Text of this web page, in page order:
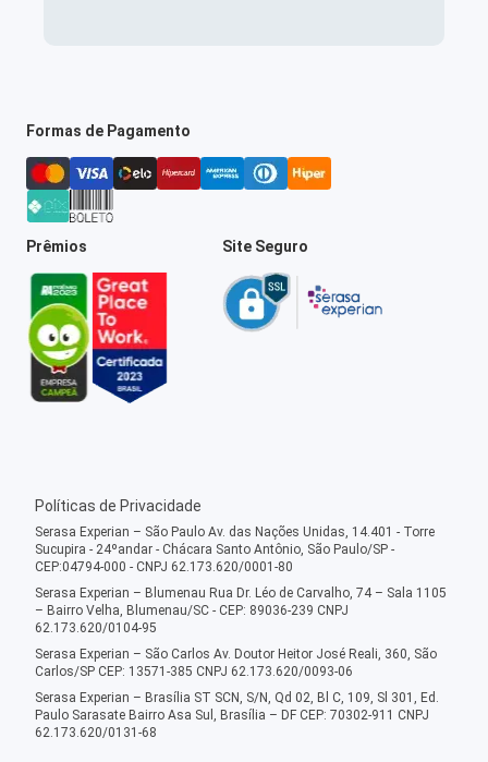
Formas de Pagamento
Prêmios Site Seguro
Políticas de Privacidade
Serasa Experian – São Paulo Av. das Nações Unidas, 14.401 - Torre
Sucupira - 24ºandar - Chácara Santo Antônio, São Paulo/SP -
CEP:04794-000 - CNPJ 62.173.620/0001-80
Serasa Experian – Blumenau Rua Dr. Léo de Carvalho, 74 – Sala 1105
– Bairro Velha, Blumenau/SC - CEP: 89036-239 CNPJ
62.173.620/0104-95
Serasa Experian – São Carlos Av. Doutor Heitor José Reali, 360, São
Carlos/SP CEP: 13571-385 CNPJ 62.173.620/0093-06
Serasa Experian – Brasília ST SCN, S/N, Qd 02, Bl C, 109, Sl 301, Ed.
Paulo Sarasate Bairro Asa Sul, Brasília – DF CEP: 70302-911 CNPJ
62.173.620/0131-68